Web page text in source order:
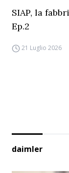
SIAP, la
Ep.2
21 Luglio 2026
daimler